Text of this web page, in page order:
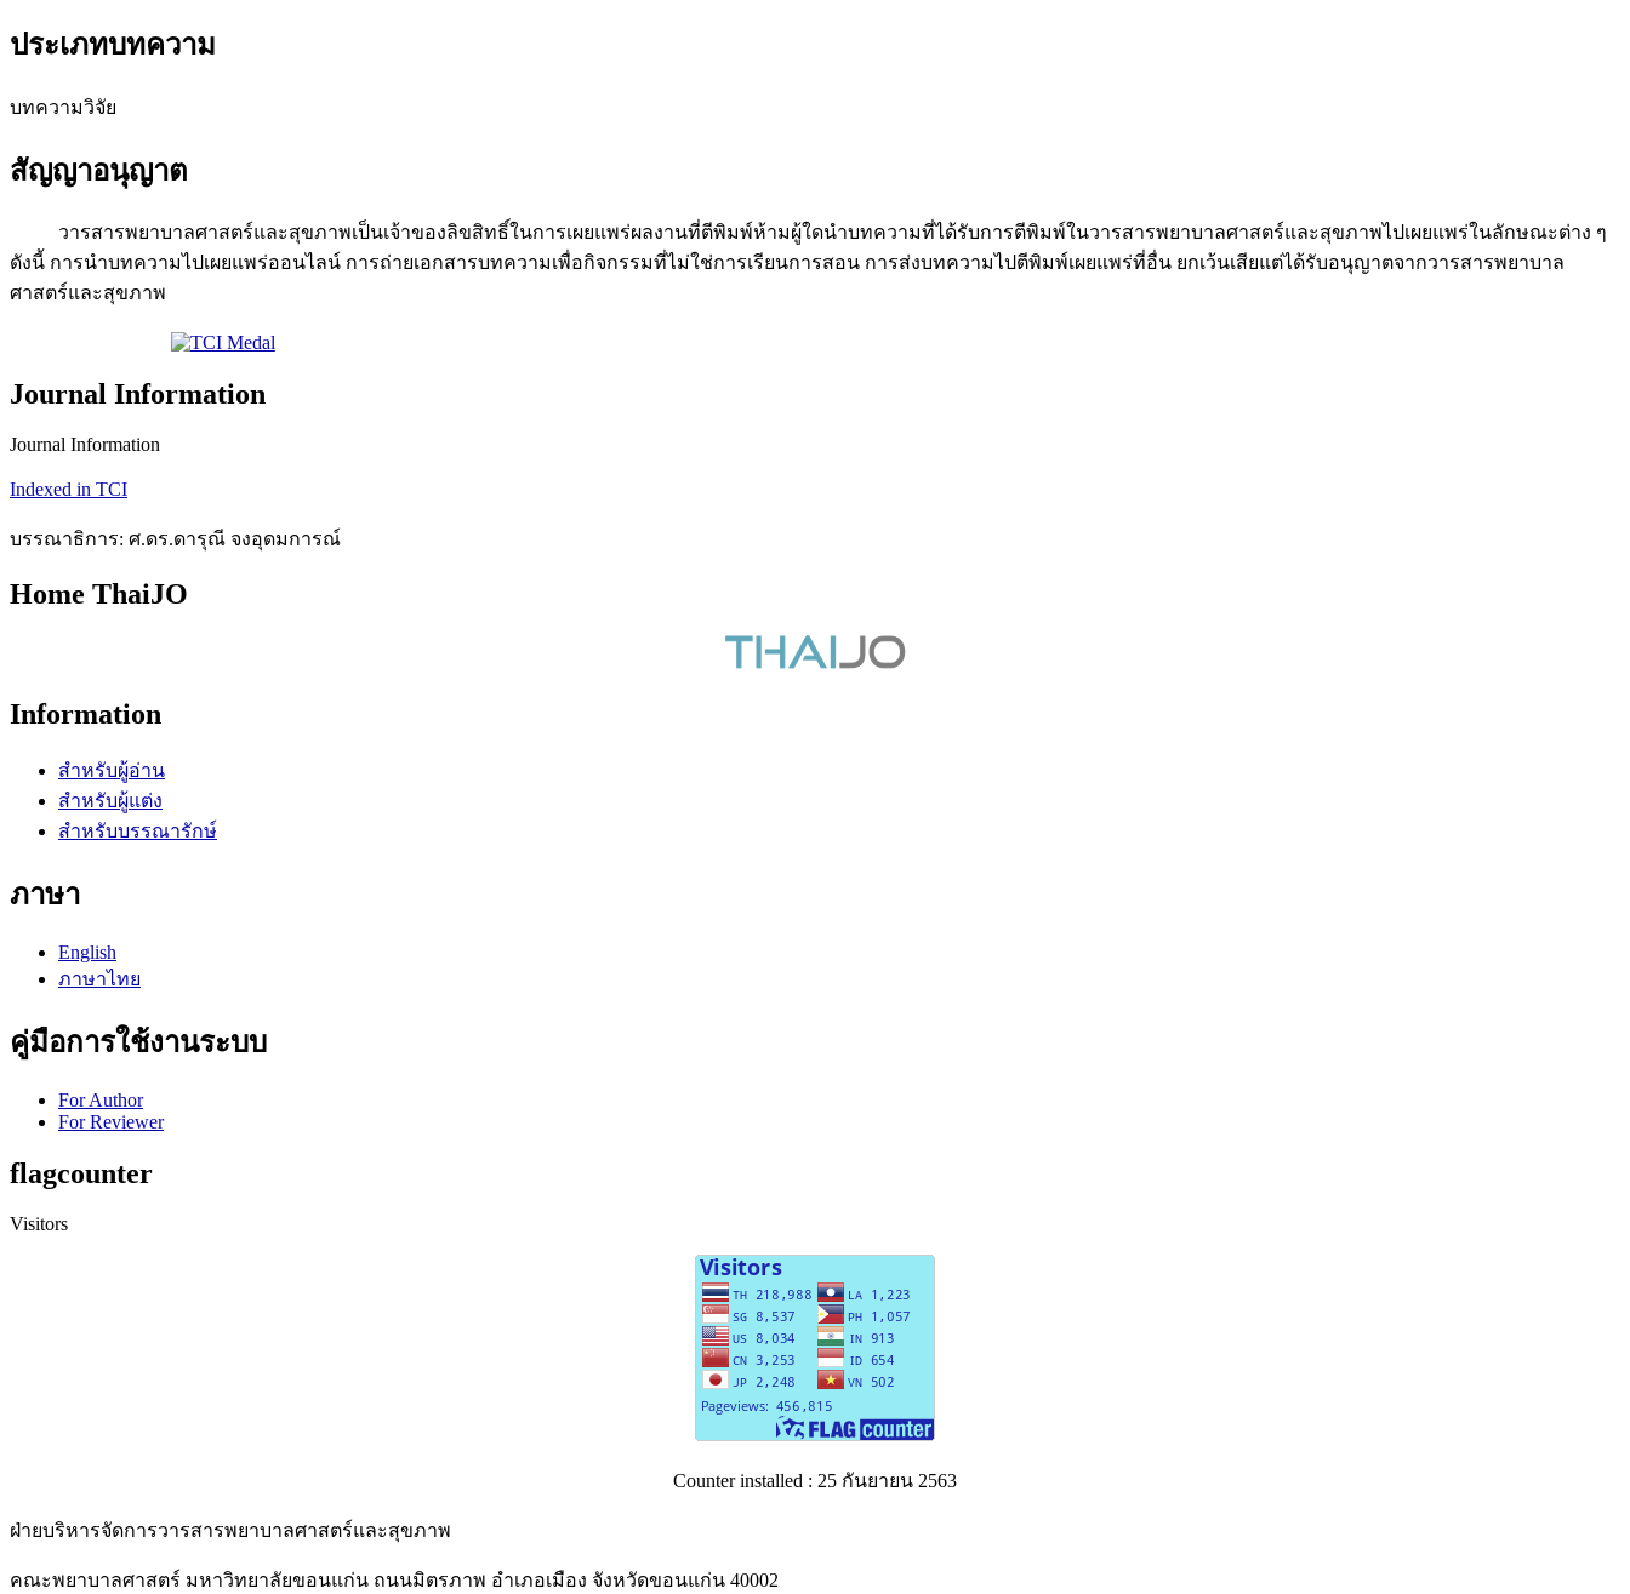
ประเภทบทความ
บทความวิจัย
สัญญาอนุญาต
วารสารพยาบาลศาสตร์และสุขภาพเป็นเจ้าของลิขสิทธิ์ในการเผยแพร่ผลงานที่ตีพิมพ์ห้ามผู้ใดนำบทความที่ได้รับการตีพิมพ์ในวารสารพยาบาลศาสตร์และสุขภาพไปเผยแพร่ในลักษณะต่าง ๆ
ดังนี้ การนำบทความไปเผยแพร่ออนไลน์ การถ่ายเอกสารบทความเพื่อกิจกรรมที่ไม่ใช่การเรียนการสอน การส่งบทความไปตีพิมพ์เผยแพร่ที่อื่น ยกเว้นเสียแต่ได้รับอนุญาตจากวารสารพยาบาล
ศาสตร์และสุขภาพ
Journal Information
Journal Information
Indexed in TCI
บรรณาธิการ: ศ.ดร.ดารุณี จงอุดมการณ์
Home ThaiJO
Information
สำหรับผู้อ่าน
สำหรับผู้แต่ง
สำหรับบรรณารักษ์
ภาษา
English
ภาษาไทย
คู่มือการใช้งานระบบ
For Author
For Reviewer
flagcounter
Visitors
Counter installed : 25 กันยายน 2563
ฝ่ายบริหารจัดการวารสารพยาบาลศาสตร์และสุขภาพ
คณะพยาบาลศาสตร์ มหาวิทยาลัยขอนแก่น ถนนมิตรภาพ อำเภอเมือง จังหวัดขอนแก่น 40002